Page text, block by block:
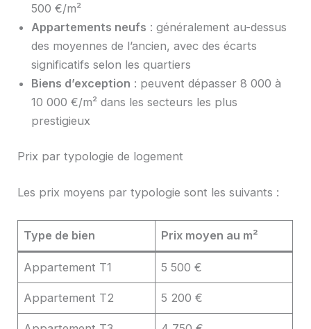
500 €/m²
Appartements neufs : généralement au-dessus
des moyennes de l’ancien, avec des écarts
significatifs selon les quartiers
Biens d’exception : peuvent dépasser 8 000 à
10 000 €/m² dans les secteurs les plus
prestigieux
Prix par typologie de logement
Les prix moyens par typologie sont les suivants :
Type de bien Prix moyen au m²
Appartement T1 5 500 €
Appartement T2 5 200 €